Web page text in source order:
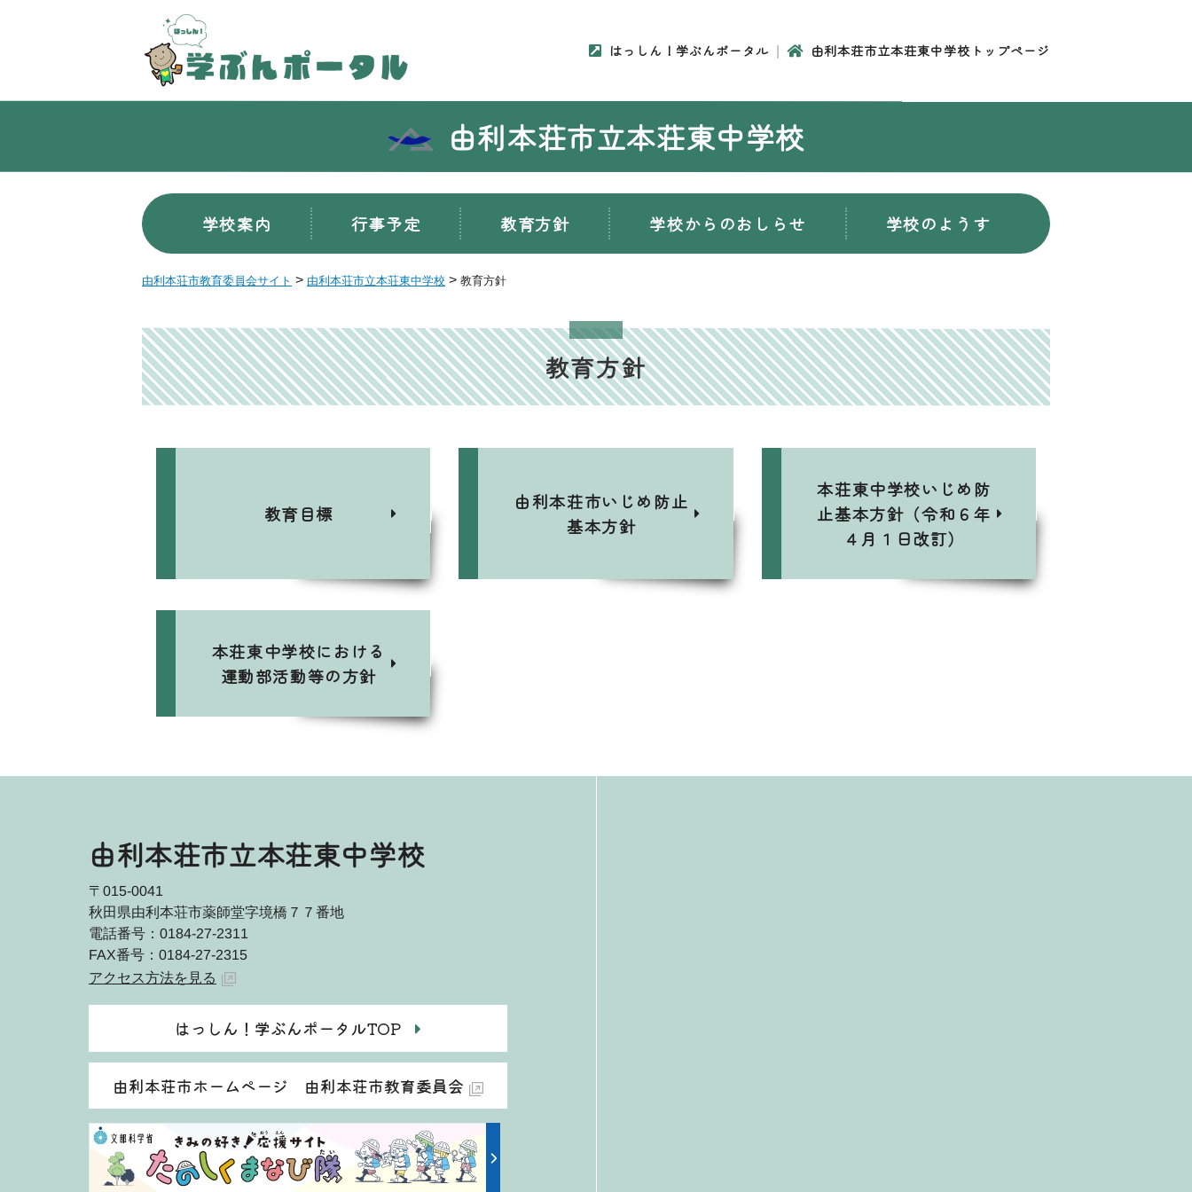
はっしん！学ぶんポータル 由利本荘市立本荘東中学校トップページ
由利本荘市立本荘東中学校
学校案内 行事予定 教育方針 学校からのおしらせ 学校のようす
由利本荘市教育委員会サイト > 由利本荘市立本荘東中学校 > 教育方針
教育方針
教育目標
由利本荘市いじめ防止
基本方針
本荘東中学校いじめ防
止基本方針（令和６年
４月１日改訂）
本荘東中学校における
運動部活動等の方針
由利本荘市立本荘東中学校
〒015-0041
秋田県由利本荘市薬師堂字境橋７７番地
電話番号：0184-27-2311
FAX番号：0184-27-2315
アクセス方法を見る
はっしん！学ぶんポータルTOP
由利本荘市ホームページ 由利本荘市教育委員会